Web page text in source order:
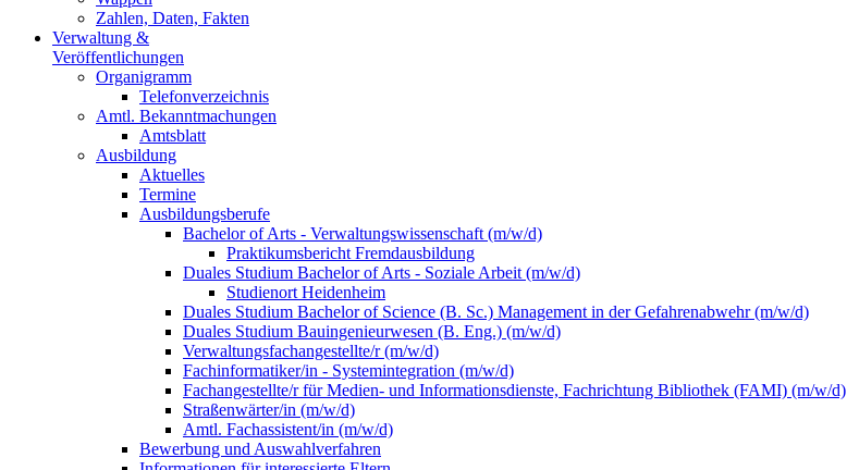
Zahlen, Daten, Fakten
Verwaltung &
Veröffentlichungen
Organigramm
Telefonverzeichnis
Amtl. Bekanntmachungen
Amtsblatt
Ausbildung
Aktuelles
Termine
Ausbildungsberufe
Bachelor of Arts - Verwaltungswissenschaft (m/w/d)
Praktikumsbericht Fremdausbildung
Duales Studium Bachelor of Arts - Soziale Arbeit (m/w/d)
Studienort Heidenheim
Duales Studium Bachelor of Science (B. Sc.) Management in der Gefahrenabwehr (m/w/d)
Duales Studium Bauingenieurwesen (B. Eng.) (m/w/d)
Verwaltungsfachangestellte/r (m/w/d)
Fachinformatiker/in - Systemintegration (m/w/d)
Fachangestellte/r für Medien- und Informationsdienste, Fachrichtung Bibliothek (FAMI) (m/w/d)
Straßenwärter/in (m/w/d)
Amtl. Fachassistent/in (m/w/d)
Bewerbung und Auswahlverfahren